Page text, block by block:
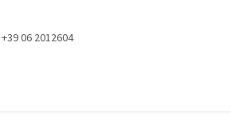
+39 06 2012604